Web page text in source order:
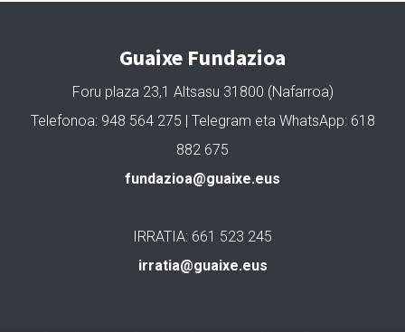
Guaixe Fundazioa
Foru plaza 23,1 Altsasu 31800 (Nafarroa)
Telefonoa: 948 564 275 | Telegram eta WhatsApp: 618
882 675
fundazioa@guaixe.eus
IRRATIA: 661 523 245
irratia@guaixe.eus